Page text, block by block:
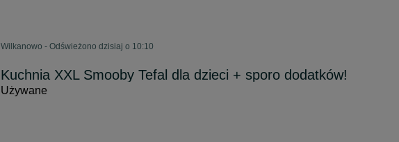
Wilkanowo - Odświeżono dzisiaj o 10:10
Kuchnia XXL Smooby Tefal dla dzieci + sporo dodatków!
Używane